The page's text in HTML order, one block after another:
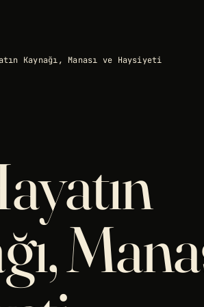
Kaynağı, Manası ve Haysiyeti